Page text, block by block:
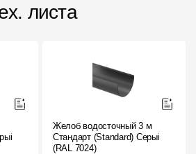
листа
Желоб водосточный 3 м
Стандарт (Standard) Серый,
(RAL 7024)